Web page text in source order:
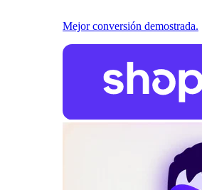
Mejor conversión demostrada.